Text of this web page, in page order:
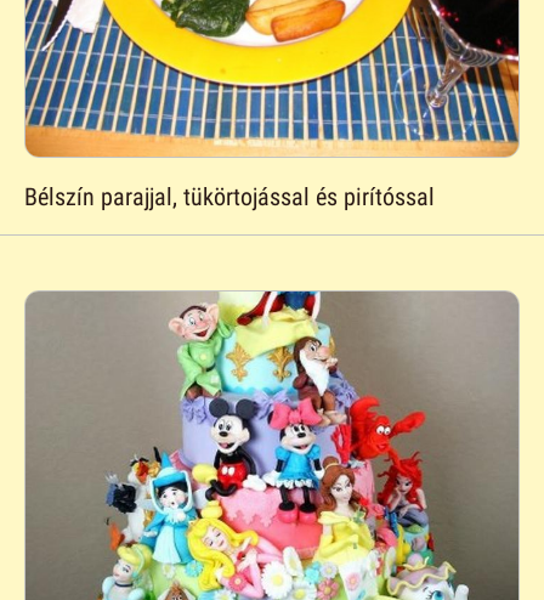
Bélszín parajjal, tükörtojással és pirítóssal